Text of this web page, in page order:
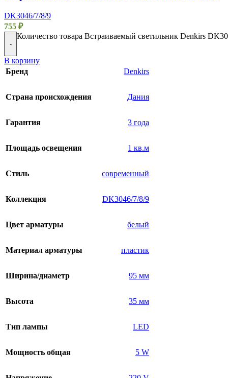
DK3046/7/8/9
755 ₽
-
Количество товара Встраиваемый светильник Denkirs
В корзину
Бренд
Denkirs
Страна происхождения Дания
Гарантия 3 года
Площадь освещения 1 кв.м
Стиль современный
Коллекция DK3046/7/8/9
Цвет арматуры белый
Материал арматуры пластик
Ширина/диаметр 95 мм
Высота 35 мм
Тип лампы LED
Мощность общая 5 W